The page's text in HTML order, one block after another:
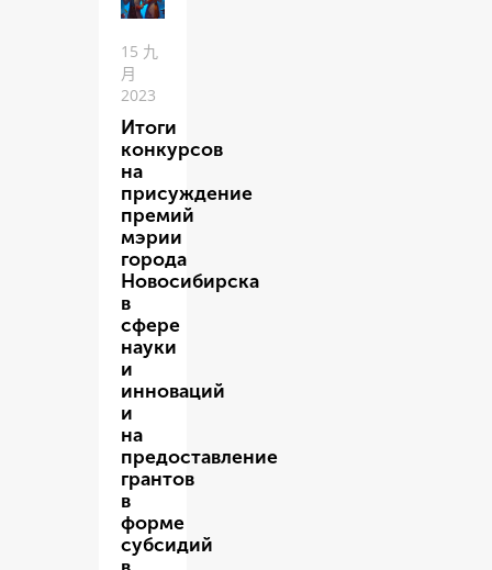
15 九
月
2023
Итоги
конкурсов
на
присуждение
премий
мэрии
города
Новосибирска
в
сфере
науки
и
инноваций
и
на
предоставление
грантов
в
форме
субсидий